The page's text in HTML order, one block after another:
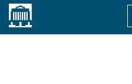
Accueil